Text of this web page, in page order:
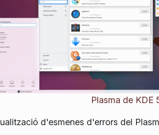
Plasma de KDE
d'esmenes d'errors del